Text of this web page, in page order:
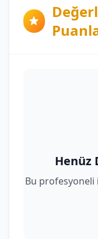
Henüz
Bu profesyoneli